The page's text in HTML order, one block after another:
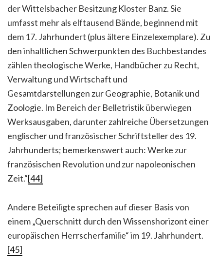
der Wittelsbacher Besitzung Kloster Banz. Sie
umfasst mehr als elftausend Bände, beginnend mit
dem 17. Jahrhundert (plus ältere Einzelexemplare). Zu
den inhaltlichen Schwerpunkten des Buchbestandes
zählen theologische Werke, Handbücher zu Recht,
Verwaltung und Wirtschaft und
Gesamtdarstellungen zur Geographie, Botanik und
Zoologie. Im Bereich der Belletristik überwiegen
Werksausgaben, darunter zahlreiche Übersetzungen
englischer und französischer Schriftsteller des 19.
Jahrhunderts; bemerkenswert auch: Werke zur
französischen Revolution und zur napoleonischen
Zeit.“[44]
Andere Beteiligte sprechen auf dieser Basis von
einem „Querschnitt durch den Wissenshorizont einer
europäischen Herrscherfamilie“ im 19. Jahrhundert.
[45]